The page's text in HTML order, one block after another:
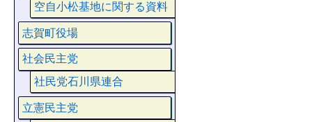
空自小松基地に関する資料
志賀町役場
社会民主党
社民党石川県連合
立憲民主党